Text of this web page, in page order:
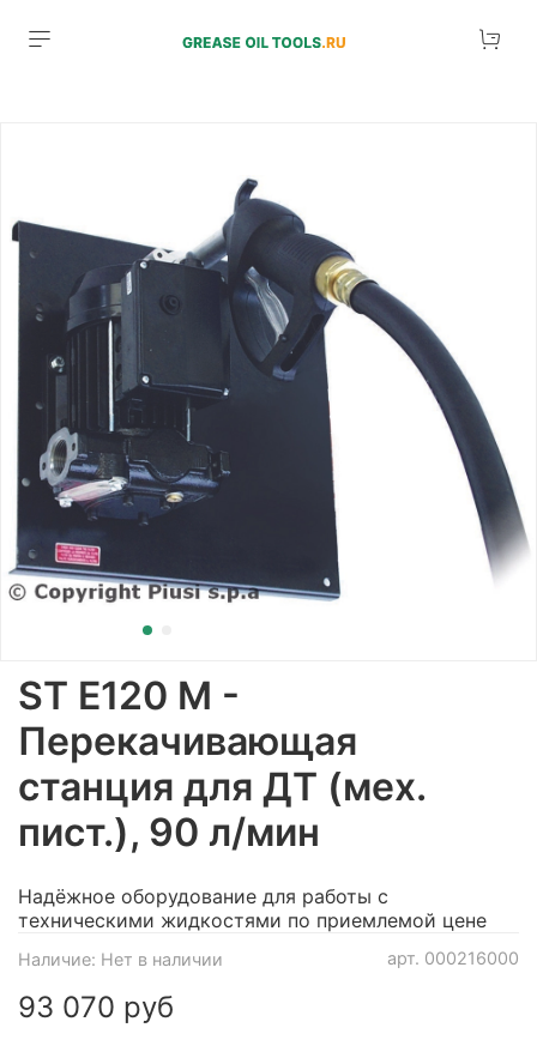
арт. 000216000
Наличие: Нет в наличии
ST E120 M -
Перекачивающая
станция для ДТ (мех.
пист.), 90 л/мин
93 070 руб
Надёжное оборудование для работы с
техническими жидкостями по приемлемой цене